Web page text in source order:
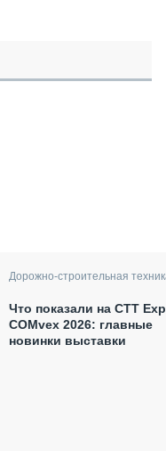
Дорожно-строительная
Что показали на CTT
COMvex 2026: главные
новинки выставки